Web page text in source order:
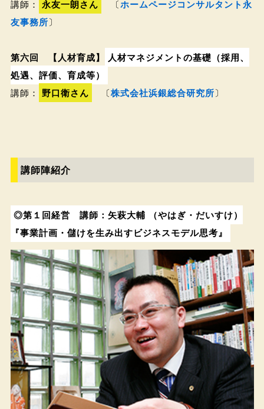
講師： 永友一朗さん 〔ホームページコンサルタント永
友事務所〕
第六回 【人材育成】
人材マネジメントの基礎（採用、
処遇、評価、育成等）
講師： 野口衛さん 〔株式会社浜銀総合研究所〕
講師陣紹介
◎第１回経営 講師：矢萩大輔 （やはぎ・だいすけ）
『事業計画・儲けを生み出すビジネスモデル思考』